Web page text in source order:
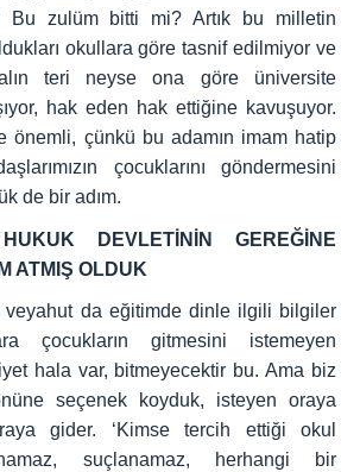
Bu zulüm bitti mi? Artık bu milletin
okullara göre tasnif edilmiyor ve
teri neyse ona göre üniversite
hak eden hak ettiğine kavuşuyor.
önemli, çünkü bu adamın imam hatip
çocuklarını göndermesini
de bir adım.
DEVLETİNİN GEREĞİNE
ATMIŞ OLDUK
veyahut da eğitimde dinle ilgili bilgiler
çocukların gitmesini istemeyen
hala var, bitmeyecektir bu. Ama biz
seçenek koyduk, isteyen oraya
gider. ‘Kimse tercih ettiği okul
suçlanamaz, herhangi bir